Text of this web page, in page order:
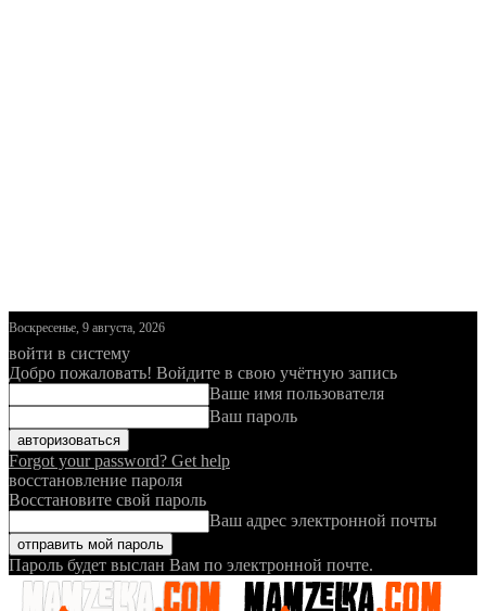
Воскресенье, 9 августа, 2026
войти в систему
Добро пожаловать! Войдите в свою учётную запись
Ваше имя пользователя
Ваш пароль
Forgot your password? Get help
восстановление пароля
Восстановите свой пароль
Ваш адрес электронной почты
Пароль будет выслан Вам по электронной почте.